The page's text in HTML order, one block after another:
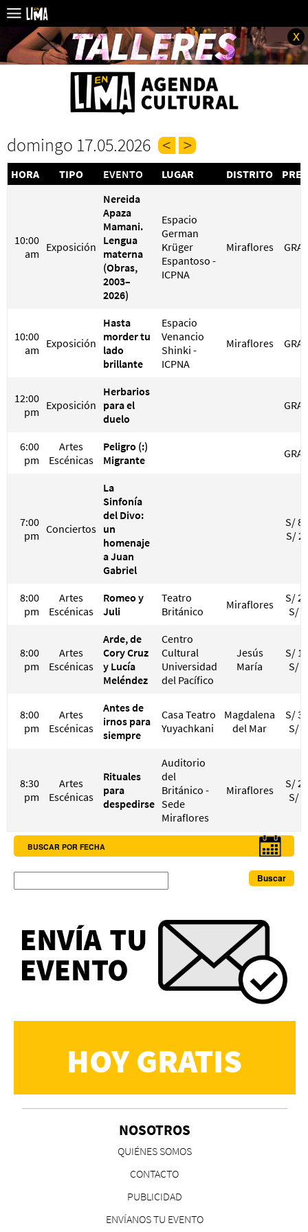
x
domingo 17.05.2026
HORA TIPO EVENTO LUGAR DISTRITO
10:00
am Exposición
Nereida
Apaza
Mamani.
Lengua
materna
(Obras,
2003–
2026)
Espacio
German
Krüger
Espantoso -
ICPNA
Miraflores
10:00
am Exposición
Hasta
morder tu
lado
brillante
Espacio
Venancio
Shinki -
ICPNA
Miraflores
12:00
pm Exposición
Herbarios
para el
duelo
6:00
pm
Artes
Escénicas
Peligro (:)
Migrante
7:00
pm Conciertos
La
Sinfonía
del Divo:
un
homenaje
a Juan
Gabriel
S/
S/
8:00
pm
Artes
Escénicas
Romeo y
Juli
Teatro
Británico
Miraflores
S/
S/
8:00
pm
Artes
Escénicas
Arde, de
Cory Cruz
y Lucía
Meléndez
Centro
Cultural
Universidad
del Pacífico
Jesús
María
S/
S/
8:00
pm
Artes
Escénicas
Antes de
irnos para
siempre
Casa Teatro
Yuyachkani
Magdalena
del Mar
S/
S/
8:30
pm
Artes
Escénicas
Rituales
para
despedirse
Auditorio
del
Británico -
Sede
Miraflores
Miraflores
S/
S/
BUSCAR POR FECHA
HOY GRATIS
NOSOTROS
QUIÉNES SOMOS
CONTACTO
PUBLICIDAD
ENVÍANOS TU EVENTO